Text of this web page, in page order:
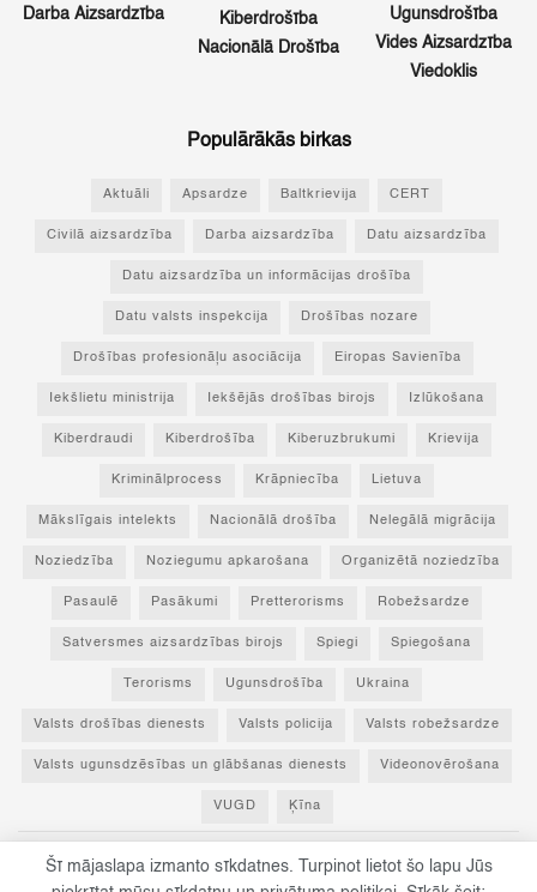
Darba Aizsardzība
Kiberdrošība
Nacionālā Drošība
Ugunsdrošība
Vides Aizsardzība
Viedoklis
Populārākās birkas
Aktuāli Apsardze Baltkrievija CERT
Civilā aizsardzība Darba aizsardzība Datu aizsardzība
Datu aizsardzība un informācijas drošība
Datu valsts inspekcija Drošības nozare
Drošības profesionāļu asociācija Eiropas Savienība
Iekšlietu ministrija Iekšējās drošības birojs Izlūkošana
Kiberdraudi Kiberdrošība Kiberuzbrukumi Krievija
Kriminālprocess Krāpniecība Lietuva
Mākslīgais intelekts Nacionālā drošība Nelegālā migrācija
Noziedzība Noziegumu apkarošana Organizētā noziedzība
Pasaulē Pasākumi Pretterorisms Robežsardze
Satversmes aizsardzības birojs Spiegi Spiegošana
Terorisms Ugunsdrošība Ukraina
Valsts drošības dienests Valsts policija Valsts robežsardze
Valsts ugunsdzēsības un glābšanas dienests Videonovērošana
VUGD Ķīna
© 2023 Par drošību! - Visas tiesības paturētas un aizsargātas ar Latvijas
Šī mājaslapa izmanto sīkdatnes. Turpinot lietot šo lapu Jūs